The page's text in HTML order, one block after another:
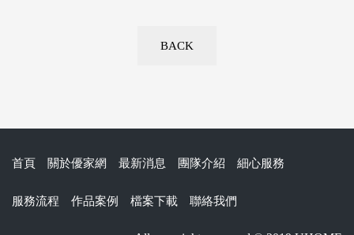
BACK
首頁 關於優家網 最新消息 團隊介紹 細心服務
服務流程 作品案例 檔案下載 聯絡我們